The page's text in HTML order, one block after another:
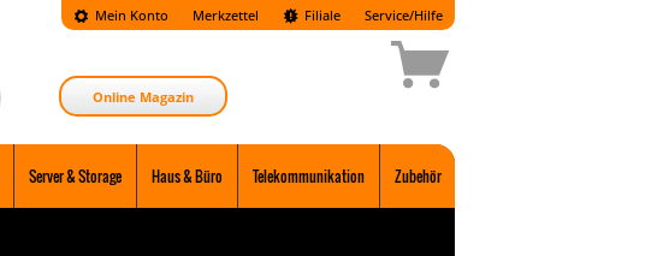
Mein Konto Merkzettel Filiale Service/Hilfe
Online Magazin
Server & Storage Haus & Büro Telekommunikation Zubehör